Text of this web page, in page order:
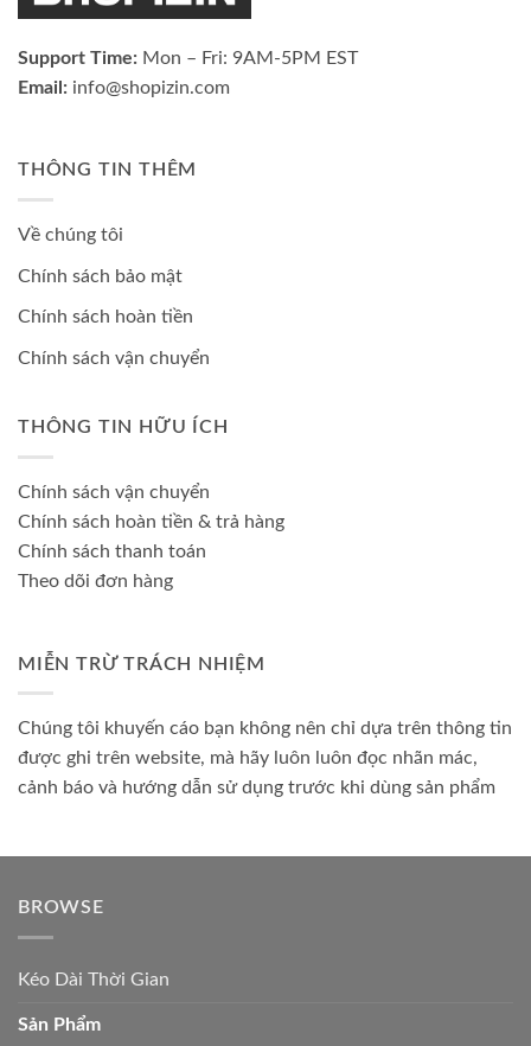
Support Time: Mon – Fri: 9AM-5PM EST
Email: info@shopizin.com
THÔNG TIN THÊM
Về chúng tôi
Chính sách bảo mật
Chính sách hoàn tiền
Chính sách vận chuyển
THÔNG TIN HỮU ÍCH
Chính sách vận chuyển
Chính sách hoàn tiền & trả hàng
Chính sách thanh toán
Theo dõi đơn hàng
MIỄN TRỪ TRÁCH NHIỆM
Chúng tôi khuyến cáo bạn không nên chỉ dựa trên thông tin
được ghi trên website, mà hãy luôn luôn đọc nhãn mác,
cảnh báo và hướng dẫn sử dụng trước khi dùng sản phẩm
BROWSE
Kéo Dài Thời Gian
Sản Phẩm